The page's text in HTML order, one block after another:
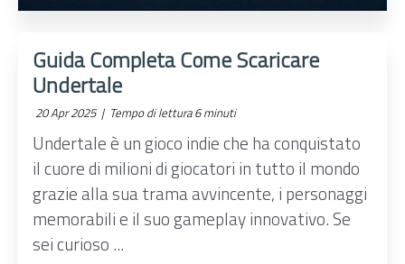
Guida Completa Come Scaricare
Undertale
20 Apr 2025 | Tempo di lettura 6 minuti
Undertale è un gioco indie che ha conquistato
il cuore di milioni di giocatori in tutto il mondo
grazie alla sua trama avvincente, i personaggi
memorabili e il suo gameplay innovativo. Se
sei curioso ...